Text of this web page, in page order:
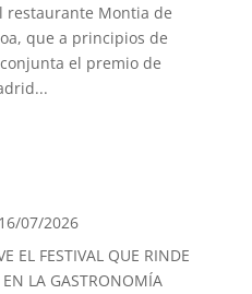
restaurante Montia de
que a principios de
el premio de
07/2026
EL FESTIVAL QUE RINDE
EN LA GASTRONOMÍA